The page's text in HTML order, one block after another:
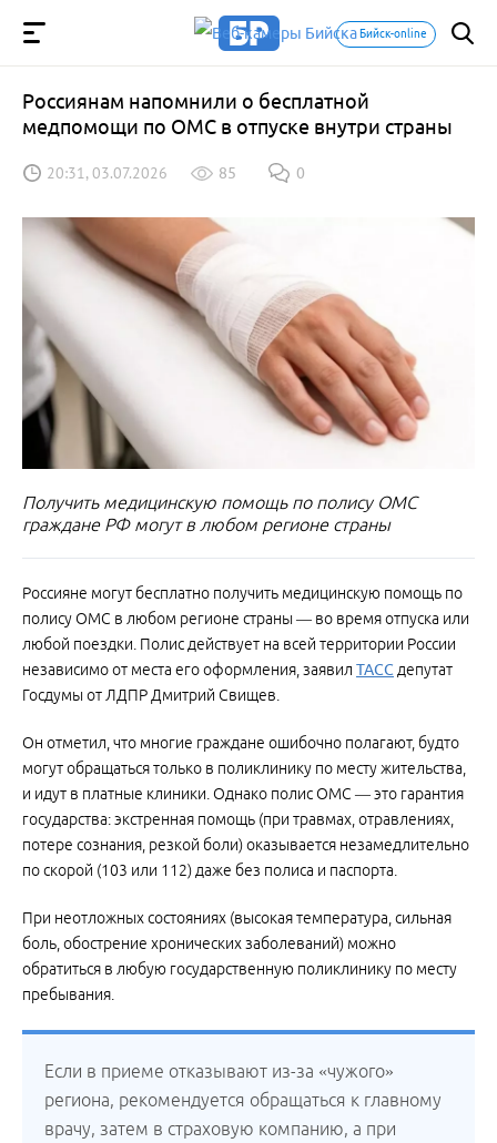
Бийск-online
Россиянам напомнили о бесплатной
медпомощи по ОМС в отпуске внутри страны
20:31, 03.07.2026 85 0
Получить медицинскую помощь по полису ОМС
граждане РФ могут в любом регионе страны
Россияне могут бесплатно получить медицинскую помощь по
полису ОМС в любом регионе страны — во время отпуска или
любой поездки. Полис действует на всей территории России
независимо от места его оформления, заявил ТАССдепутат
Госдумы от ЛДПР Дмитрий Свищев.
Он отметил, что многие граждане ошибочно полагают, будто
могут обращаться только в поликлинику по месту жительства,
и идут в платные клиники. Однако полис ОМС — это гарантия
государства: экстренная помощь (при травмах, отравлениях,
потере сознания, резкой боли) оказывается незамедлительно
по скорой (103 или 112) даже без полиса и паспорта.
При неотложных состояниях (высокая температура, сильная
боль, обострение хронических заболеваний) можно
обратиться в любую государственную поликлинику по месту
пребывания.
Если в приеме отказывают из-за «чужого»
региона, рекомендуется обращаться к главному
врачу, затем в страховую компанию, а при